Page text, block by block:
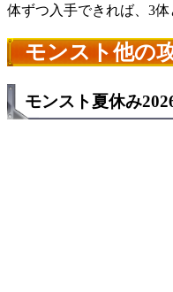
体ずつ入手できれば、3体
モンスト他の
モンスト夏休み